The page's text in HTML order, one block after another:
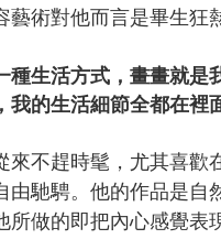
藝術對他而言是畢生狂
種生活方式，畫畫就
我的生活細節全都在裡
來不趕時髦，尤其喜歡
由馳騁。他的作品是自
所做的即把內心感覺表